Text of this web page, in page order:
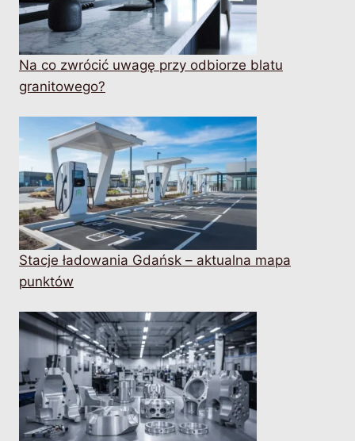
Na co zwrócić uwagę przy odbiorze blatu
granitowego?
Stacje ładowania Gdańsk – aktualna mapa
punktów